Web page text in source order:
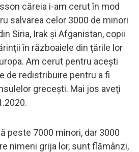
căreia i-am cerut în mod
salvarea celor 3000 de minori
Siria, Irak şi Afganistan, copii
în războaiele din ţările lor
Am cerut pentru aceşti
de redistribuire pentru a fi
greceşti. Mai jos aveţi
peste 7000 minori, dar 3000
nimeni grija lor, sunt flămânzi,